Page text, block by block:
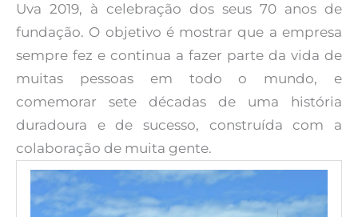
Uva 2019, à celebração dos seus 70 anos de
fundação. O objetivo é mostrar que a empresa
sempre fez e continua a fazer parte da vida de
muitas pessoas em todo o mundo, e
comemorar sete décadas de uma história
duradoura e de sucesso, construída com a
colaboração de muita gente.